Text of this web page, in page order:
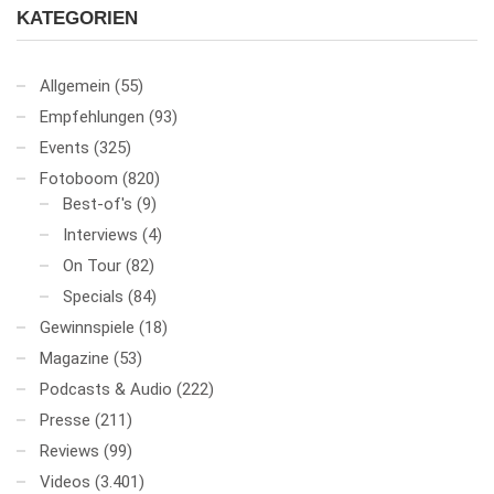
KATEGORIEN
Allgemein (55)
Empfehlungen (93)
Events (325)
Fotoboom (820)
Best-of's (9)
Interviews (4)
On Tour (82)
Specials (84)
Gewinnspiele (18)
Magazine (53)
Podcasts & Audio (222)
Presse (211)
Reviews (99)
Videos (3.401)